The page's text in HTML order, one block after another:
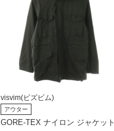
visvim(ビズビム)
アウター
GORE-TEX ナイロン ジャケット